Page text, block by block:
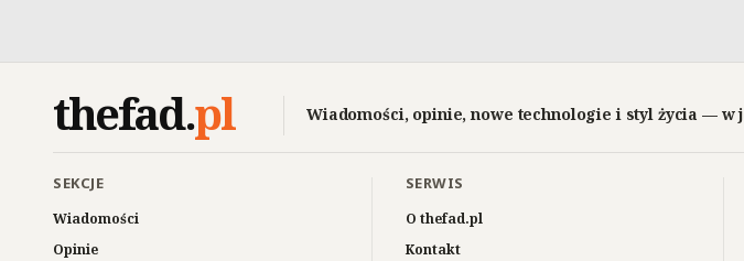
thefad.pl Wiadomości, opinie, nowe technologie i styl życia — w
SEKCJE
Wiadomości
Opinie
SERWIS
O thefad.pl
Kontakt